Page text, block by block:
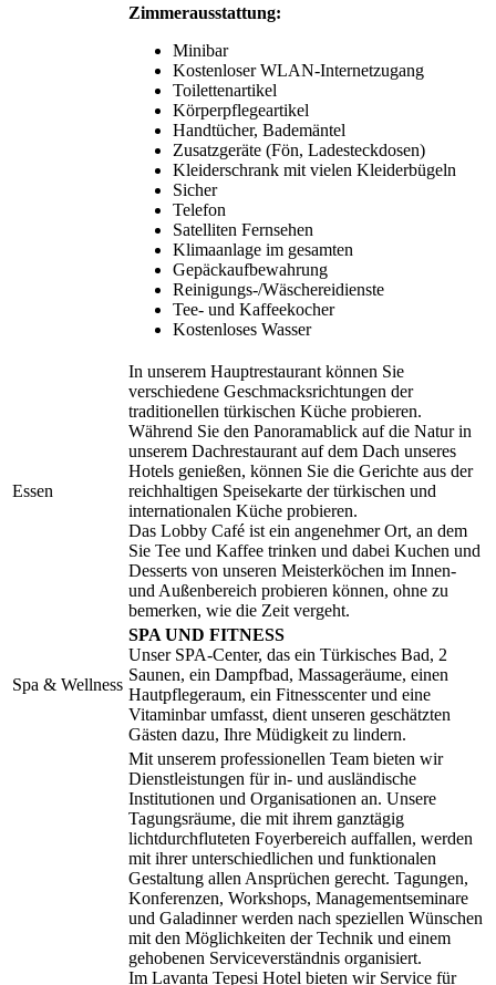
Zimmerausstattung:
Minibar
Kostenloser WLAN-Internetzugang
Toilettenartikel
Körperpflegeartikel
Handtücher, Bademäntel
Zusatzgeräte (Fön, Ladesteckdosen)
Kleiderschrank mit vielen Kleiderbügeln
Sicher
Telefon
Satelliten Fernsehen
Klimaanlage im gesamten
Gepäckaufbewahrung
Reinigungs-/Wäschereidienste
Tee- und Kaffeekocher
Kostenloses Wasser
Essen
In unserem Hauptrestaurant können Sie
verschiedene Geschmacksrichtungen der
traditionellen türkischen Küche probieren.
Während Sie den Panoramablick auf die Natur in
unserem Dachrestaurant auf dem Dach unseres
Hotels genießen, können Sie die Gerichte aus der
reichhaltigen Speisekarte der türkischen und
internationalen Küche probieren.
Das Lobby Café ist ein angenehmer Ort, an dem
Sie Tee und Kaffee trinken und dabei Kuchen und
Desserts von unseren Meisterköchen im Innen-
und Außenbereich probieren können, ohne zu
bemerken, wie die Zeit vergeht.
Spa & Wellness
SPA UND FITNESS
Unser SPA-Center, das ein Türkisches Bad, 2
Saunen, ein Dampfbad, Massageräume, einen
Hautpflegeraum, ein Fitnesscenter und eine
Vitaminbar umfasst, dient unseren geschätzten
Gästen dazu, Ihre Müdigkeit zu lindern.
Mit unserem professionellen Team bieten wir
Dienstleistungen für in- und ausländische
Institutionen und Organisationen an. Unsere
Tagungsräume, die mit ihrem ganztägig
lichtdurchfluteten Foyerbereich auffallen, werden
mit ihrer unterschiedlichen und funktionalen
Gestaltung allen Ansprüchen gerecht. Tagungen,
Konferenzen, Workshops, Managementseminare
und Galadinner werden nach speziellen Wünschen
mit den Möglichkeiten der Technik und einem
gehobenen Serviceverständnis organisiert.
Im Lavanta Tepesi Hotel bieten wir Service für